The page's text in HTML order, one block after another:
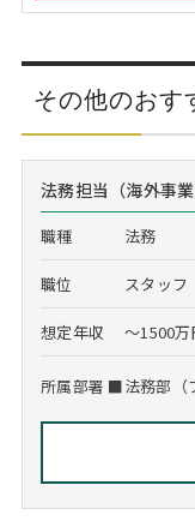
その他のおす
法務担当（海外事業
職種 法務
職位 スタッフ
想定年収 ～1500
所属部署 ■法務部（